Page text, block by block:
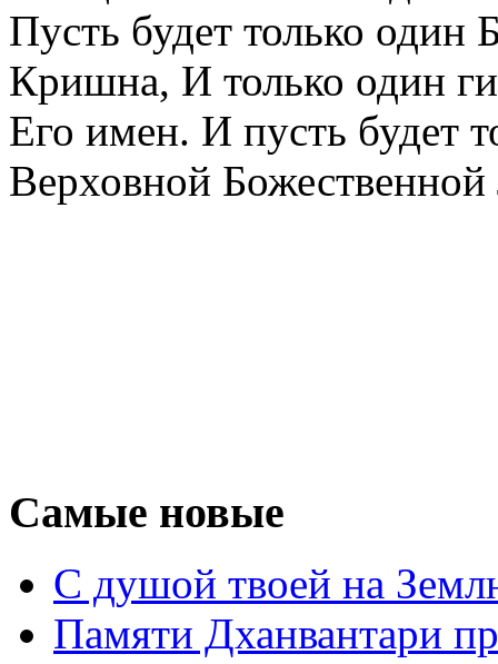
Пусть будет только
Кришна, И только один
Его имен. И пусть будет
Верховной
Самые новые
С душой твоей на
Памяти Дханвантари